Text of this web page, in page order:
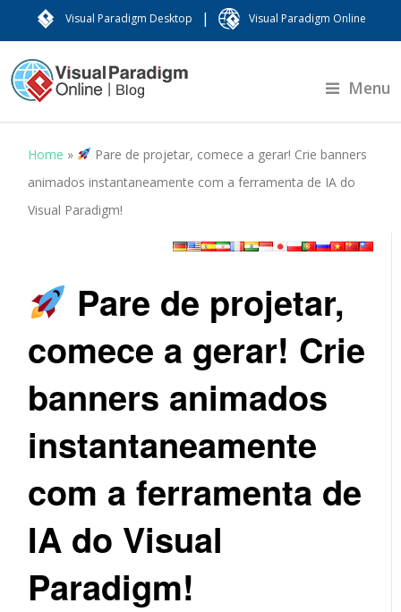
Visual Paradigm Desktop | Visual Paradigm Online
Menu
Home »
Pare de projetar, comece a gerar! Crie banners
animados instantaneamente com a ferramenta de IA do
Visual Paradigm!
Pare de projetar,
comece a gerar! Crie
banners animados
instantaneamente
com a ferramenta de
IA do Visual
Paradigm!